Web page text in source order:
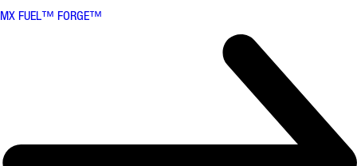
MX FUEL™ FORGE™